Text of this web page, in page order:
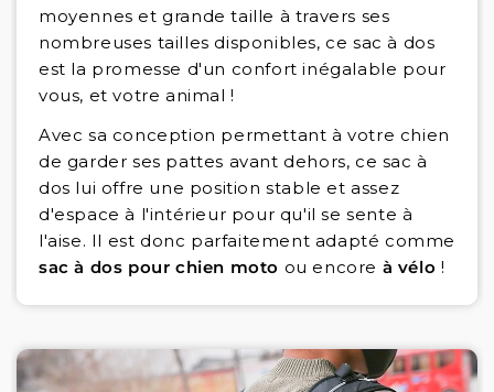
moyennes et grande taille à travers ses
nombreuses tailles disponibles, ce sac à dos
est la promesse d'un confort inégalable pour
vous, et votre animal !
Avec sa conception permettant à votre chien
de garder ses pattes avant dehors, ce sac à
dos lui offre une position stable et assez
d'espace à l'intérieur pour qu'il se sente à
l'aise. Il est donc parfaitement adapté comme
sac à dos pour chien moto ou encore à vélo !